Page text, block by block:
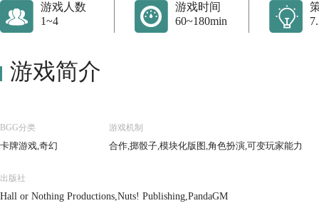
游戏人数
1~4
游戏时间
60~180min
游戏简介
BGG分类
卡牌游戏,奇幻
游戏机制
合作,掷骰子,模块化版图,角色扮演,可变玩家能力
出版社
Hall or Nothing Productions,Nuts! Publishing,PandaGM